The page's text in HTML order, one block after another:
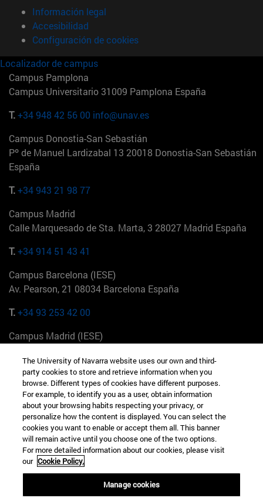
Información legal
Accesibilidad
Configuración de cookies
Localizador de campus
Campus Pamplona
Campus Universitario 31009 Pamplona España
T.+34 948 42 56 00 info@unav.es
Campus Donostia-San Sebastián
Pº de Manuel Lardizabal 13 20018 Donostia-San Sebastián
España
T.+34 943 21 98 77
Campus Madrid
Calle Marquesado de Sta. Marta, 3 28027 Madrid España
T.+34 914 51 43 41
Campus Barcelona (IESE)
Av. Pearson, 21 08034 Barcelona España
T.+34 93 253 42 00
Campus Madrid (IESE)
+34 912 11 30 00
Campus Nueva York (IESE)
165 W 57th St 10019-2201 Nueva York EE.UU
+1 646 346 8850
Campus Munich (IESE)
Maria-Theresia-Straße 15 81675 Múnich Alemania
+49 89 24209790
The University of Navarra website uses our own and third-
party cookies to store and retrieve information when you
browse. Different types of cookies have different purposes.
For example, to identify you as a user, obtain information
about your browsing habits respecting your privacy, or
personalize how the content is displayed. You can select the
cookies you want to enable or accept them all. This banner
will remain active until you choose one of the two options.
For more detailed information about our cookies, please visit
our Cookie Policy.
Manage cookies